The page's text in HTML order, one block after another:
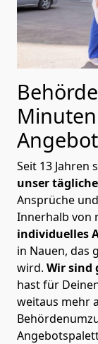
Angebot
Seit 13 Jahren
unser
Ansprüche
Innerhalb von
individuelles
in Nauen, das
wird. Wir sind
hast für
weitaus mehr